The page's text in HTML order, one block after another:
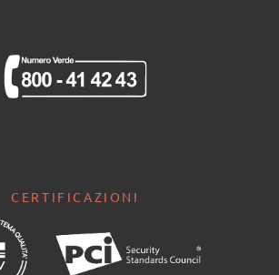
CERTIFICAZIONI